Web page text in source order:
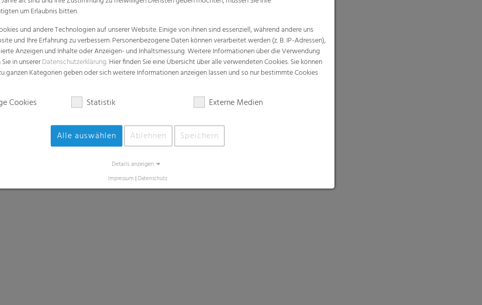
um Erlaubnis bitten.
und andere Technologien auf unserer Website. Einige von ihnen sind essenziell, während andere uns
und Ihre Erfahrung zu verbessern. Personenbezogene Daten können verarbeitet werden (z. B. IP-Adressen),
Anzeigen und Inhalte oder Anzeigen- und Inhaltsmessung. Weitere Informationen über die Verwendung
in unsererDatenschutzerklärung. Hier finden Sie eine Übersicht über alle verwendeten Cookies. Sie können
ganzen Kategorien geben oder sich weitere Informationen anzeigen lassen und so nur bestimmte Cookies
Cookies Statistik Externe Medien
Alle auswählen Ablehnen Speichern
Details anzeigen
Impressum | Datenschutz